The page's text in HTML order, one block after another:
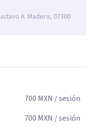
A. Madero, 07300
700 MXN / sesión
700 MXN / sesión